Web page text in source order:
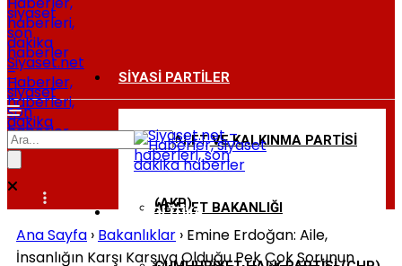
Siyaset.net
–
Haberler,
siyaset
haberleri,
son
dakika
haberler
SIYASI PARTILER
ADALET VE KALKINMA PARTISI
(AKP)
BAKANLIKLAR
ADALET BAKANLIĞI
DIŞ POLITIKA
Ana Sayfa › Bakanlıklar › Emine Erdoğan: Aile,
İnsanlığın Karşı Karşıya Olduğu Pek Çok Sorunun